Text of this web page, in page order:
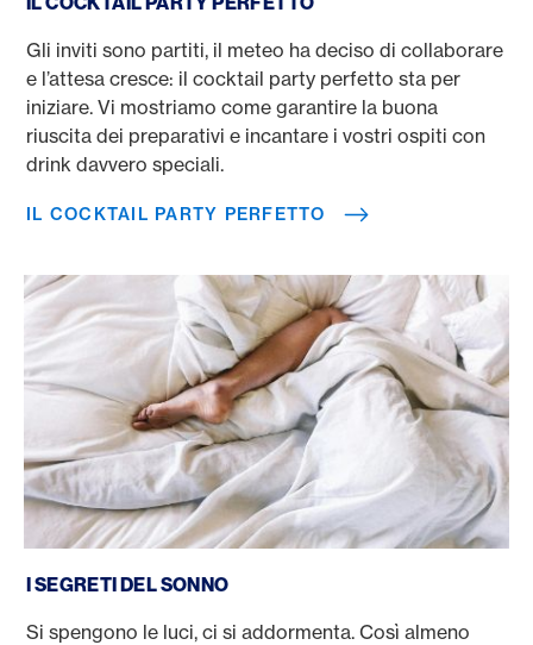
Gli inviti sono partiti, il meteo ha deciso di collaborare
e l’attesa cresce: il cocktail party perfetto sta per
iniziare. Vi mostriamo come garantire la buona
riuscita dei preparativi e incantare i vostri ospiti con
drink davvero speciali.
IL COCKTAIL PARTY PERFETTO
I SEGRETI DEL SONNO
Si spengono le luci, ci si addormenta. Così almeno